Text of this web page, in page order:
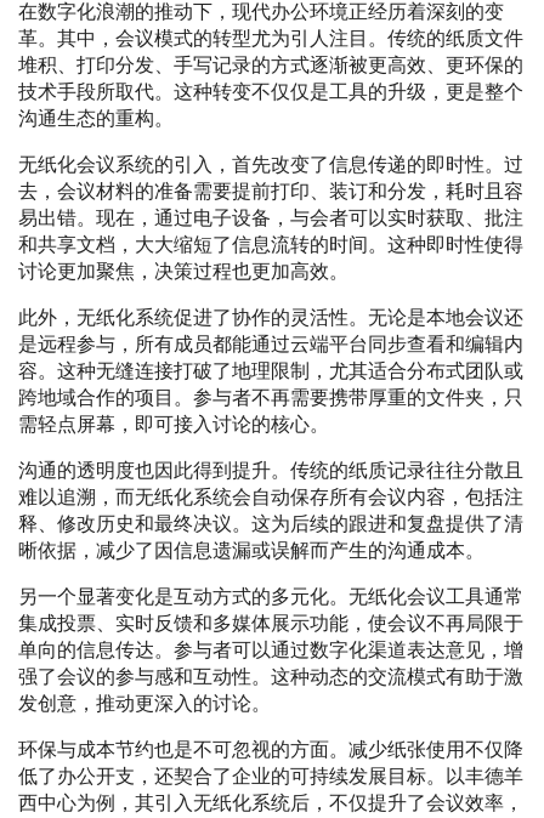
在数字化浪潮的推动下，现代办公环境正经历着深刻的变
革。其中，会议模式的转型尤为引人注目。传统的纸质文件
堆积、打印分发、手写记录的方式逐渐被更高效、更环保的
技术手段所取代。这种转变不仅仅是工具的升级，更是整个
沟通生态的重构。
无纸化会议系统的引入，首先改变了信息传递的即时性。过
去，会议材料的准备需要提前打印、装订和分发，耗时且容
易出错。现在，通过电子设备，与会者可以实时获取、批注
和共享文档，大大缩短了信息流转的时间。这种即时性使得
讨论更加聚焦，决策过程也更加高效。
此外，无纸化系统促进了协作的灵活性。无论是本地会议还
是远程参与，所有成员都能通过云端平台同步查看和编辑内
容。这种无缝连接打破了地理限制，尤其适合分布式团队或
跨地域合作的项目。参与者不再需要携带厚重的文件夹，只
需轻点屏幕，即可接入讨论的核心。
沟通的透明度也因此得到提升。传统的纸质记录往往分散且
难以追溯，而无纸化系统会自动保存所有会议内容，包括注
释、修改历史和最终决议。这为后续的跟进和复盘提供了清
晰依据，减少了因信息遗漏或误解而产生的沟通成本。
另一个显著变化是互动方式的多元化。无纸化会议工具通常
集成投票、实时反馈和多媒体展示功能，使会议不再局限于
单向的信息传达。参与者可以通过数字化渠道表达意见，增
强了会议的参与感和互动性。这种动态的交流模式有助于激
发创意，推动更深入的讨论。
环保与成本节约也是不可忽视的方面。减少纸张使用不仅降
低了办公开支，还契合了企业的可持续发展目标。以丰德羊
西中心为例，其引入无纸化系统后，不仅提升了会议效率，